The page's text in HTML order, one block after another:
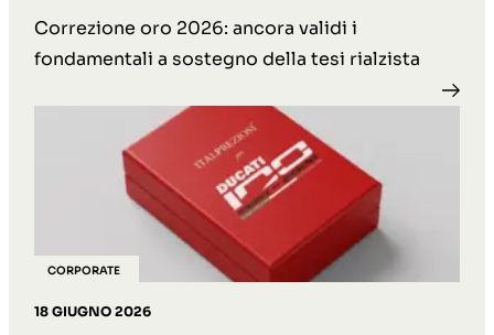
Correzione oro 2026: ancora validi i
fondamentali a sostegno della tesi rialzista
CORPORATE
18 GIUGNO 2026